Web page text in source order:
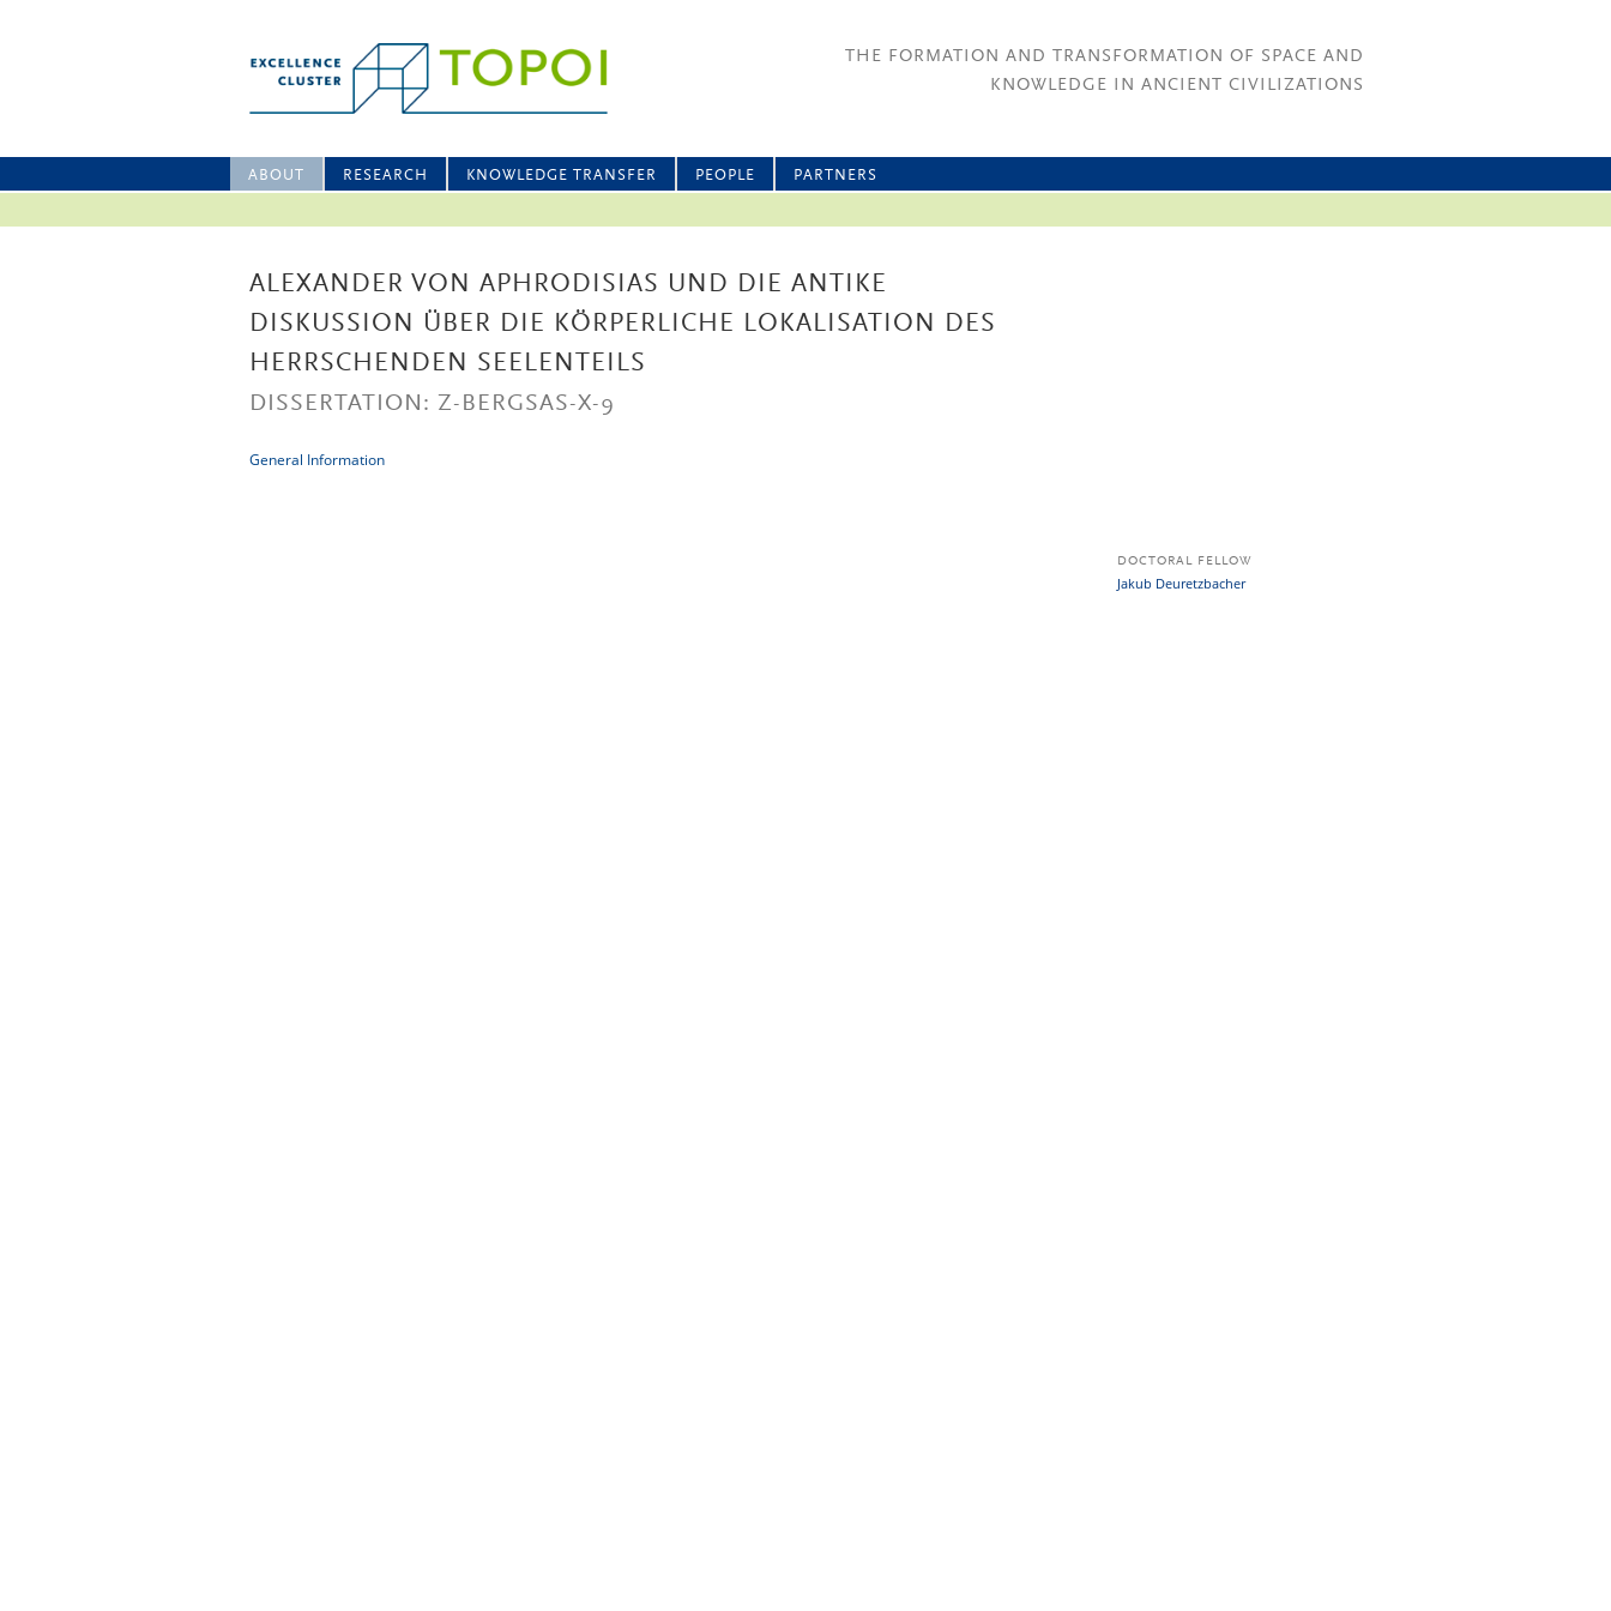
THE FORMATION AND TRANSFORMATION OF SPACE AND
KNOWLEDGE IN ANCIENT CIVILIZATIONS
ABOUT RESEARCH KNOWLEDGE TRANSFER PEOPLE PARTNERS
ALEXANDER VON APHRODISIAS UND DIE ANTIKE
DISKUSSION ÜBER DIE KÖRPERLICHE LOKALISATION DES
HERRSCHENDEN SEELENTEILS
DISSERTATION: Z-BERGSAS-X-9
General Information
DOCTORAL FELLOW
Jakub Deuretzbacher